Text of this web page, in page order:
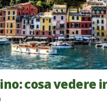
cosa vedere